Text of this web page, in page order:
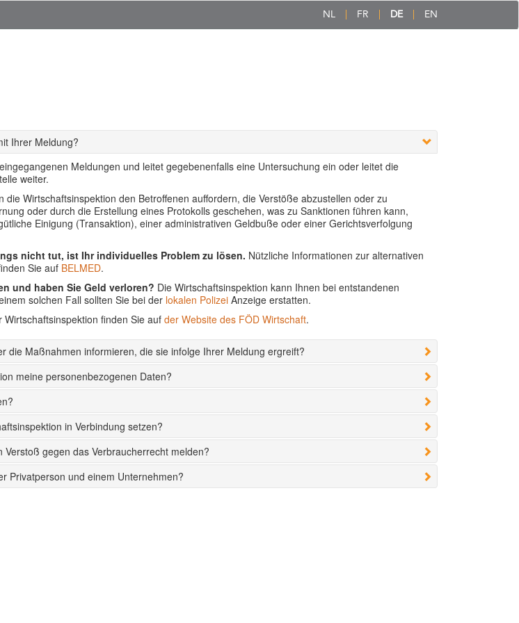
NL FR DE EN
Ihrer Meldung?
Meldungen und leitet gegebenenfalls eine Untersuchung ein oder leitet die
weiter.
Wirtschaftsinspektion den Betroffenen auffordern, die Verstöße abzustellen oder zu
oder durch die Erstellung eines Protokolls geschehen, was zu Sanktionen führen kann,
Einigung (Transaktion), einer administrativen Geldbuße oder einer Gerichtsverfolgung
nicht tut, ist Ihr individuelles Problem zu lösen. Nützliche Informationen zur alternativen
Sie auf BELMED.
und haben Sie Geld verloren? Die Wirtschaftsinspektion kann Ihnen bei entstandenen
solchen Fall sollten Sie bei der lokalen Polizei Anzeige erstatten.
finden Sie aufder Website des FÖD Wirtschaft.
die Maßnahmen informieren, die sie infolge Ihrer Meldung ergreift?
meine personenbezogenen Daten?
in Verbindung setzen?
gegen das Verbraucherrecht melden?
Privatperson und einem Unternehmen?